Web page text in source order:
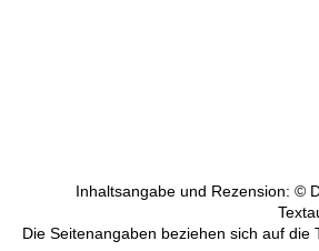
Inhaltsangabe und Rezension: ©
Die Seitenangaben beziehen sich auf die